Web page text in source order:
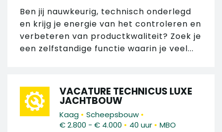
Ben jij nauwkeurig, technisch onderlegd
en krijg je energie van het controleren en
verbeteren van productkwaliteit? Zoek je
een zelfstandige functie waarin je veel...
VACATURE TECHNICUS LUXE
JACHTBOUW
Kaag • Scheepsbouw •
€ 2.800 - € 4.000 • 40 uur • MBO